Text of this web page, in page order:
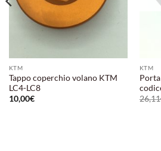
KTM
Tappo coperchio volano KTM
LC4-LC8
10,00€
KTM
26,11